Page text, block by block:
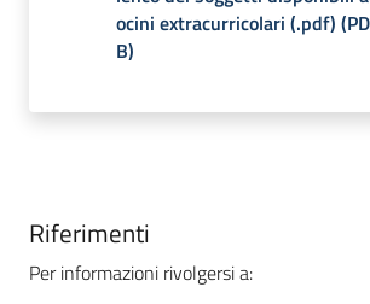
ocini extracurricolari (.pdf) (
B)
Riferimenti
Per informazioni rivolgersi a: